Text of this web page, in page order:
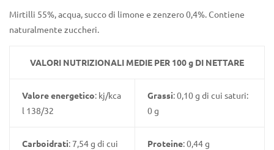
Mirtilli 55%, acqua, succo di limone e zenzero 0,4%. Contiene
naturalmente zuccheri.
VALORI NUTRIZIONALI MEDIE PER 100 g DI NETTARE
Valore energetico: kj/kca
l 138/32
Grassi: 0,10 g di cui saturi:
0 g
Carboidrati: 7,54 g di cui
Proteine: 0,44 g